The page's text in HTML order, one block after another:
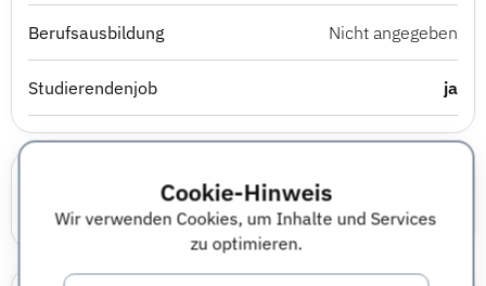
Cookie-Hinweis
Wir verwenden Cookies, um Inhalte und Services
zu optimieren.
Berufsausbildung Nicht angegeben
Studierendenjob ja
Karrierewelten
Wirtschaft Technik